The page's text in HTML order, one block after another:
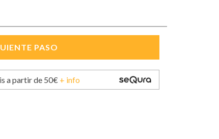
a partir de 50€ + info